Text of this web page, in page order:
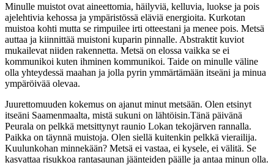
Minulle muistot ovat aineettomia, häilyviä, kelluvia, luokse ja pois
ajelehtivia kehossa ja ympäristössä eläviä energioita. Kurkotan
muistoa kohti mutta se rimpuilee irti otteestani ja menee pois. Metsä
auttaa ja kiinnittää muistoni kuparin pinnalle. Abstraktit kuviot
mukailevat niiden rakennetta. Metsä on elossa vaikka se ei
kommunikoi kuten ihminen kommunikoi. Taide on minulle väline
olla yhteydessä maahan ja jolla pyrin ymmärtämään itseäni ja minua
ympäröivää olevaa.
Juurettomuuden kokemus on ajanut minut metsään. Olen etsinyt
itseäni Saamenmaalta, mistä sukuni on lähtöisin.Tänä päivänä
Peurala on pelkkä metsittynyt raunio Lokan tekojärven rannalla.
Paikka on täynnä muistoja. Olen siellä kuitenkin pelkkä vierailija.
Kuulunkohan minnekään? Metsä ei vastaa, ei kysele, ei välitä. Se
kasvattaa risukkoa rantasaunan jäänteiden päälle ja antaa minun olla.